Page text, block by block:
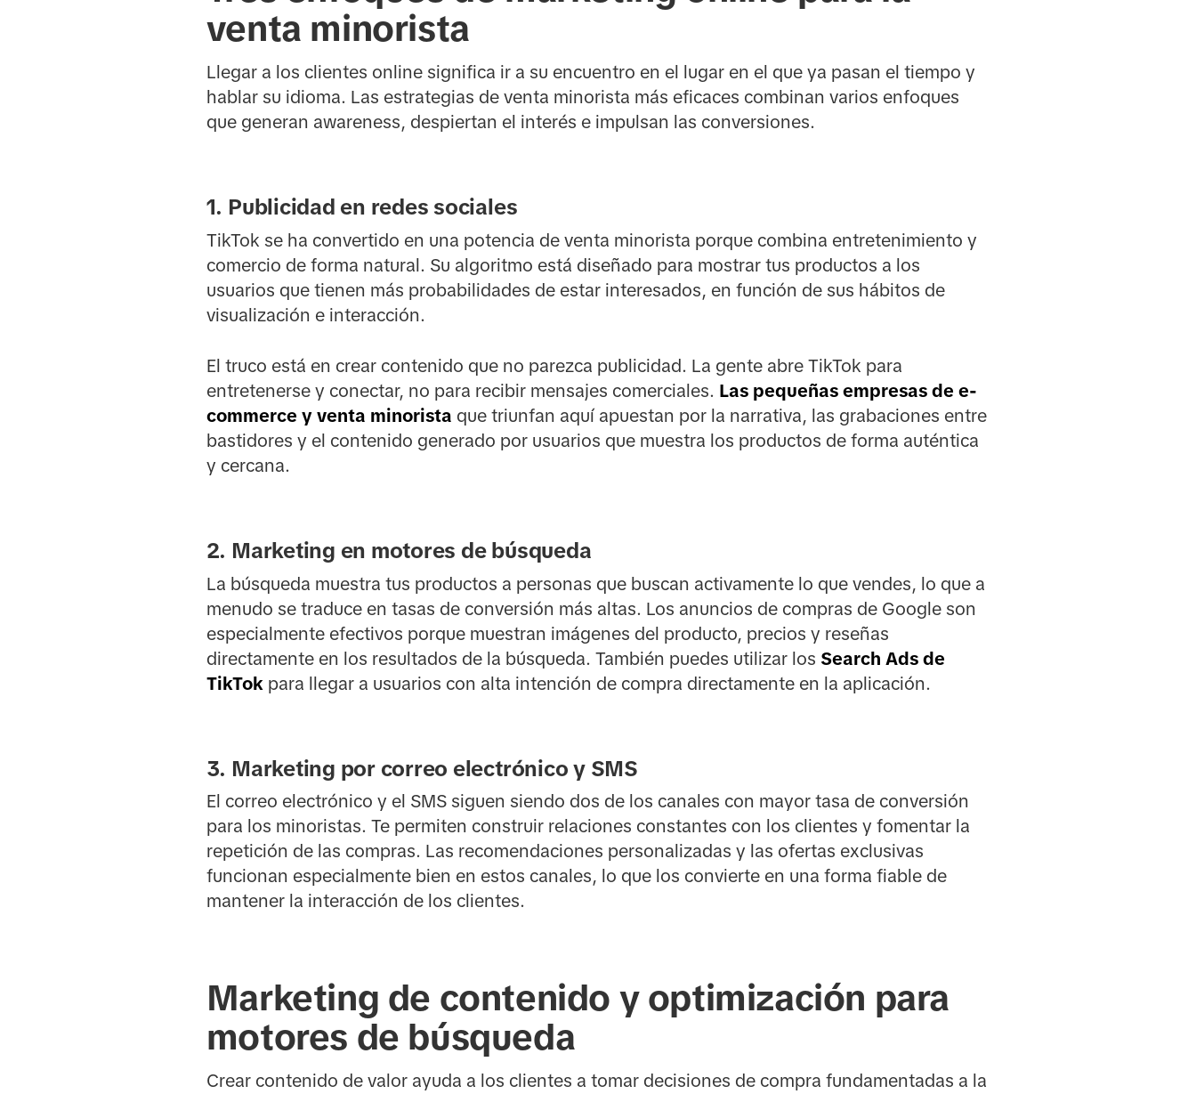
venta minorista
Llegar a los clientes online significa ir a su encuentro en el lugar en el que ya pasan el tiempo y
hablar su idioma. Las estrategias de venta minorista más eficaces combinan varios enfoques
que generan awareness, despiertan el interés e impulsan las conversiones.
1. Publicidad en redes sociales
TikTok se ha convertido en una potencia de venta minorista porque combina entretenimiento y
comercio de forma natural. Su algoritmo está diseñado para mostrar tus productos a los
usuarios que tienen más probabilidades de estar interesados, en función de sus hábitos de
visualización e interacción.
El truco está en crear contenido que no parezca publicidad. La gente abre TikTok para
entretenerse y conectar, no para recibir mensajes comerciales. Las pequeñas empresas de e-
commerce y venta minorista que triunfan aquí apuestan por la narrativa, las grabaciones entre
bastidores y el contenido generado por usuarios que muestra los productos de forma auténtica
y cercana.
2. Marketing en motores de búsqueda
La búsqueda muestra tus productos a personas que buscan activamente lo que vendes, lo que a
menudo se traduce en tasas de conversión más altas. Los anuncios de compras de Google son
especialmente efectivos porque muestran imágenes del producto, precios y reseñas
directamente en los resultados de la búsqueda. También puedes utilizar los Search Ads de
TikTok para llegar a usuarios con alta intención de compra directamente en la aplicación.
3. Marketing por correo electrónico y SMS
El correo electrónico y el SMS siguen siendo dos de los canales con mayor tasa de conversión
para los minoristas. Te permiten construir relaciones constantes con los clientes y fomentar la
repetición de las compras. Las recomendaciones personalizadas y las ofertas exclusivas
funcionan especialmente bien en estos canales, lo que los convierte en una forma fiable de
mantener la interacción de los clientes.
Marketing de contenido y optimización para
motores de búsqueda
Crear contenido de valor ayuda a los clientes a tomar decisiones de compra fundamentadas a la